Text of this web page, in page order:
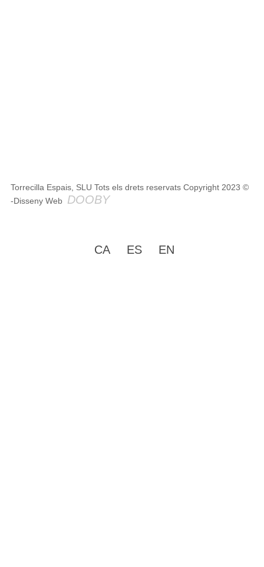
Torrecilla Espais, SLU Tots els drets reservats Copyright 2023 ©
-Disseny Web DOOBY
CA ES EN